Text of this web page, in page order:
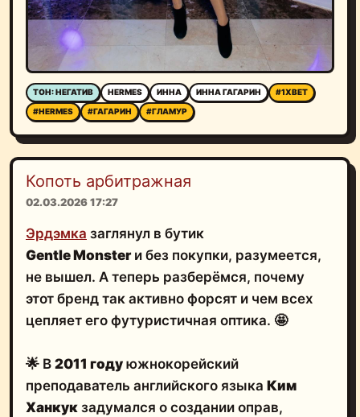
ТОН: НЕГАТИВ HERMES ИННА ИННА ГАГАРИН
#1XBET
#HERMES
#ГАГАРИН #ГЛАМУР
Копоть арбитражная
02.03.2026 17:27
Эрдэмка заглянул в бутик
Gentle Monsterи без покупки, разумеется,
не вышел. А теперь разберёмся, почему
этот бренд так активно форсят и чем всех
цепляет его футуристичная оптика. 🤩
🌟 В 2011 году южнокорейский
преподаватель английского языка Ким
Ханкук задумался о создании оправ,